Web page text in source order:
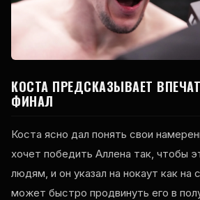
КОСТА ПРЕДСКАЗЫВАЕТ
ФИНАЛ
Коста ясно дал понять свои
хочет победить Аллена так, чтобы
людям, и он указал на нокаут как на
может быстро продвинуть его в